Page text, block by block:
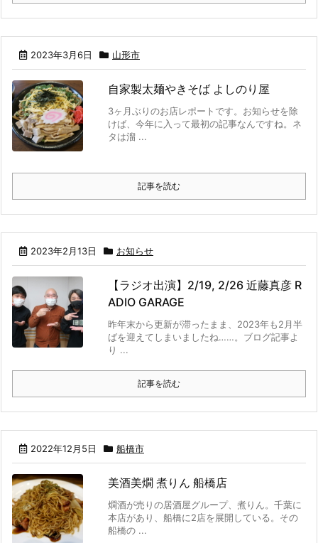
2023年3月6日 山形市
自家製太麺やきそば よしのり屋
3ヶ月ぶりのお店レポートです。お知らせを除
けば、今年に入って最初の記事なんですね。ネ
タは溜 ...
記事を読む
2023年2月13日 お知らせ
【ラジオ出演】2/19, 2/26 近藤真彦 R
ADIO GARAGE
昨年末から更新が滞ったまま、2023年も2月半
ばを迎えてしまいましたね……。ブログ記事よ
り ...
記事を読む
2022年12月5日 船橋市
美酒美燗 煮りん 船橋店
燗酒が売りの居酒屋グループ、煮りん。千葉に
本店があり、船橋に2店を展開している。その
船橋の ...